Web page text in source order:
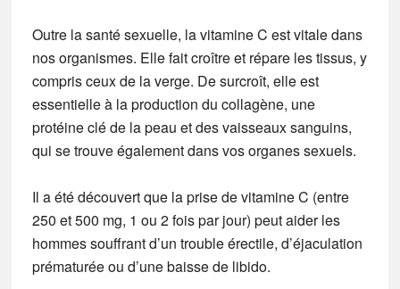
Outre la santé sexuelle, la vitamine C est vitale dans
nos organismes. Elle fait croître et répare les tissus, y
compris ceux de la verge. De surcroît, elle est
essentielle à la production du collagène, une
protéine clé de la peau et des vaisseaux sanguins,
qui se trouve également dans vos organes sexuels.
Il a été découvert que la prise de vitamine C (entre
250 et 500 mg, 1 ou 2 fois par jour) peut aider les
hommes souffrant d’un trouble érectile, d’éjaculation
prématurée ou d’une baisse de libido.